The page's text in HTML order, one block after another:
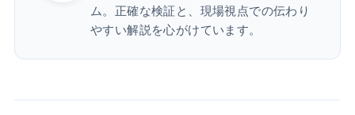
ム。正確な検証と、現場視点での伝わり
やすい解説を心がけています。